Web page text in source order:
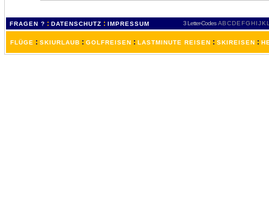
FRAGEN ? : DATENSCHUTZ : IMPRESSUM 3 Letter-Codes ABCDEFGH IJKL
FLÜGE : SKIURLAUB : GOLFREISEN : LASTMINUTE REISEN : SKIREISEN :